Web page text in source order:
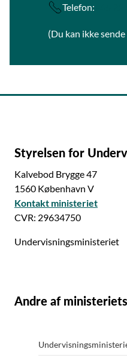
Telefon:
(Du kan ikke
Styrelsen for
Kalvebod Brygge 47
1560 København V
Kontakt ministeriet
CVR: 29634750
Undervisningsministeriet
Andre af